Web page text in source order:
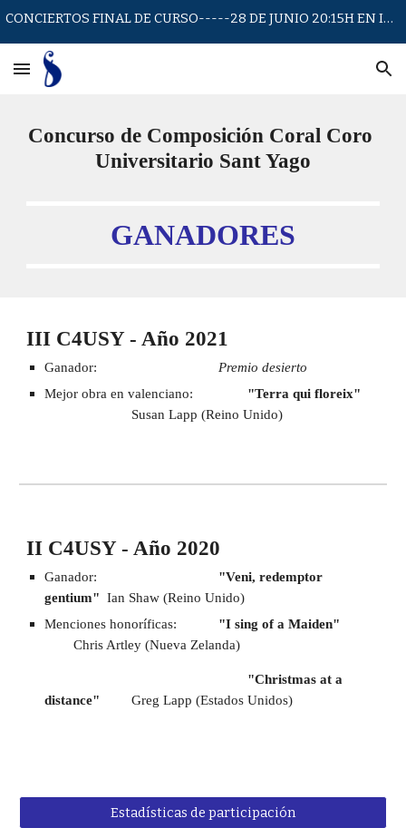
CONCIERTOS FINAL DE CURSO-----28 DE JUNIO 20:15H EN IGLESIA SAN JUAN DE LA CRUZ
Concurso de Composición Coral Coro
Universitario Sant Yago
GANADORES
III C4USY - Año 2021
Ganador:
Premio desierto
Mejor obra en valenciano:
"Terra qui floreix"
Susan Lapp (Reino Unido)
II C4USY - Año 2020
Ganador:
"Veni, redemptor
gentium"
  Ian Shaw (Reino Unido)
Menciones honoríficas:
"I sing of a Maiden"
Chris Artley (Nueva Zelanda)
"Christmas at a
distance"
Greg Lapp (Estados Unidos)
Estadísticas de participación